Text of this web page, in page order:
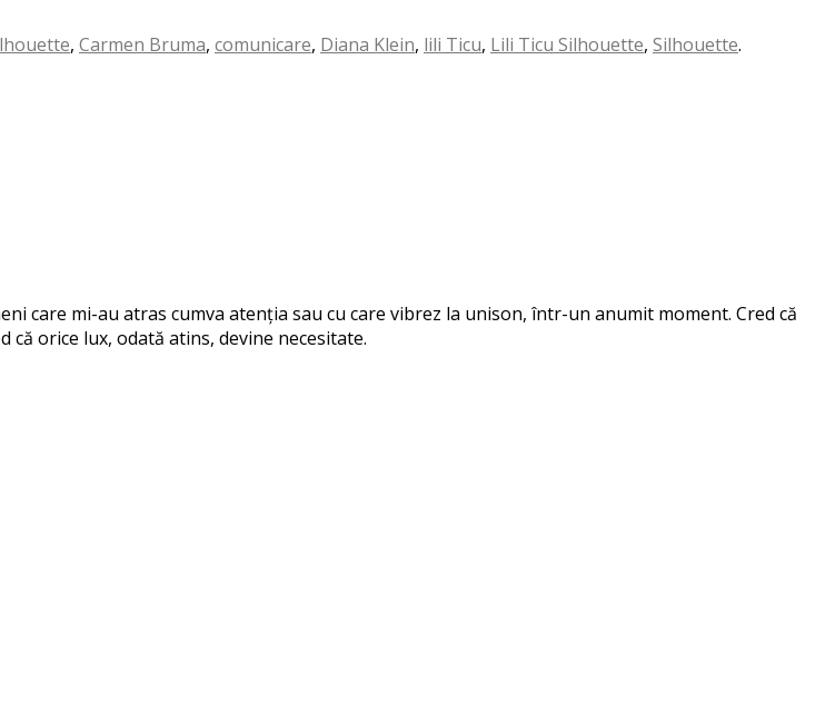
, Carmen Bruma, comunicare, Diana Klein, lili Ticu, Lili Ticu Silhouette, Silhouette.
care mi-au atras cumva atenția sau cu care vibrez la unison, într-un anumit moment. Cred că
că orice lux, odată atins, devine necesitate.